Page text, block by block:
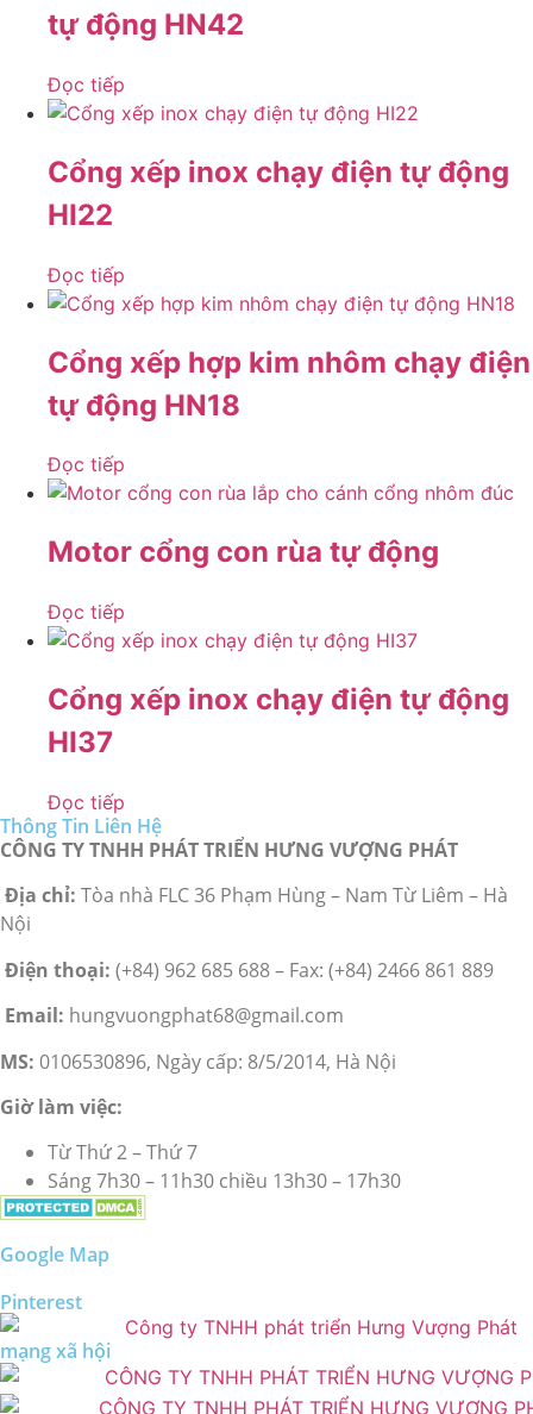
tự động HN42
Đọc tiếp
Cổng xếp inox chạy điện tự động
HI22
Đọc tiếp
Cổng xếp hợp kim nhôm chạy điện
tự động HN18
Đọc tiếp
Motor cổng con rùa tự động
Đọc tiếp
Cổng xếp inox chạy điện tự động
HI37
Đọc tiếp
Thông Tin Liên Hệ
CÔNG TY TNHH PHÁT TRIỂN HƯNG VƯỢNG PHÁT
Địa chỉ: Tòa nhà FLC 36 Phạm Hùng – Nam Từ Liêm – Hà
Nội
Điện thoại: (+84) 962 685 688 – Fax: (+84) 2466 861 889
Email: hungvuongphat68@gmail.com
MS: 0106530896, Ngày cấp: 8/5/2014, Hà Nội
Giờ làm việc:
Từ Thứ 2 – Thứ 7
Sáng 7h30 – 11h30 chiều 13h30 – 17h30
Google Map
Pinterest
mạng xã hội